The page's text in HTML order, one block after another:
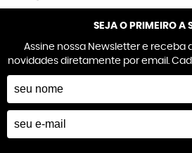
SEJA O PRIMEIRO A
Assine nossa Newsletter e receba
novidades diretamente por email.